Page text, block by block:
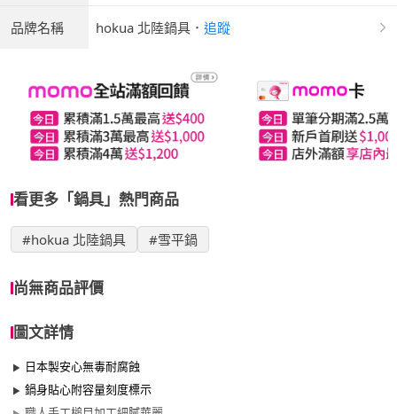
品牌名稱 hokua 北陸鍋具 ． 追蹤
看更多「鍋具」熱門商品
#hokua 北陸鍋具 #雪平鍋
尚無商品評價
圖文詳情
日本製安心無毒耐腐蝕
鍋身貼心附容量刻度標示